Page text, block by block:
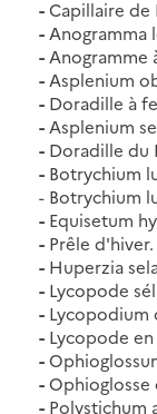
-Capillaire de
- Anogramma
- Anogramme
- Asplenium
- Doradille à
- Asplenium
- Doradille du
- Botrychium
- Botrychium
- Equisetum
- Prêle d'hiver.
- Huperzia
- Lycopode
- Lycopodium
- Lycopode en
-
-Ophioglosse
- Polystichum